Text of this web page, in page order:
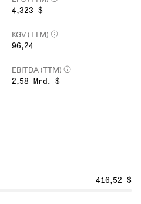
4,323 $
KGV (TTM)
96,24
EBITDA (TTM)
2,58 Mrd. $
416,52 $